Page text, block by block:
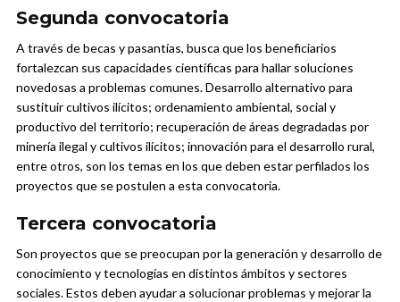
Segunda convocatoria
A través de becas y pasantías, busca que los beneficiarios
fortalezcan sus capacidades científicas para hallar soluciones
novedosas a problemas comunes. Desarrollo alternativo para
sustituir cultivos ilícitos; ordenamiento ambiental, social y
productivo del territorio; recuperación de áreas degradadas por
minería ilegal y cultivos ilícitos; innovación para el desarrollo rural,
entre otros, son los temas en los que deben estar perfilados los
proyectos que se postulen a esta convocatoria.
Tercera convocatoria
Son proyectos que se preocupan por la generación y desarrollo de
conocimiento y tecnologías en distintos ámbitos y sectores
sociales. Estos deben ayudar a solucionar problemas y mejorar la